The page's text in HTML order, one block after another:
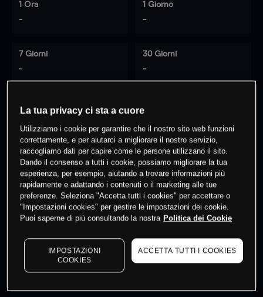
1 Ora
-
1 Giorno
-
7 Giorni
-
30 Giorni
-
% dei clienti hanno posizioni
questo prodotto
Fai trading
I prezzi sono solo indicativi. Accediper vedere gli ultimi
dati di mercato
to see latest market data
La tua privacy ci sta a cuore
Utilizziamo i cookie per garantire che il nostro sito web funzioni
correttamente, e per aiutarci a migliorare il nostro servizio,
raccogliamo dati per capire come le persone utilizzano il sito.
Dando il consenso a tutti i cookie, possiamo migliorare la tua
esperienza, per esempio, aiutando a trovare informazioni più
rapidamente e adattando i contenuti o il marketing alle tue
preferenze. Seleziona "Accetta tutti i cookies" per accettare o
"Impostazioni cookies" per gestire le impostazioni dei cookie.
Puoi saperne di più consultando la nostra Politica dei Cookie
IMPOSTAZIONI
COOKIES
ACCETTA TUTTI I COOKIES